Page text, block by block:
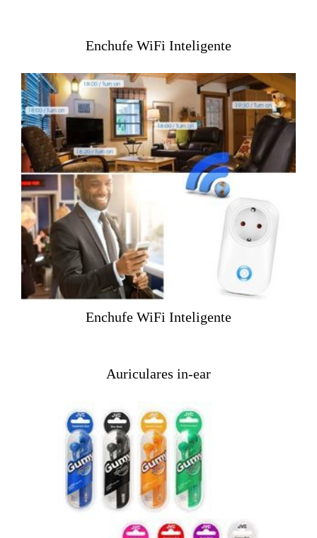
Enchufe WiFi Inteligente
Enchufe WiFi Inteligente
Auriculares in-ear